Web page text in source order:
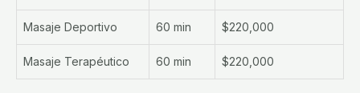
Masaje Deportivo 60 min $220,000
Masaje Terapéutico 60 min $220,000